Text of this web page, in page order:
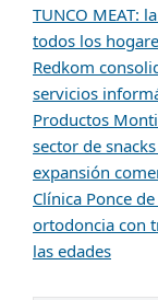
TUNCO MEAT:
todos los
Redkom
servicios
Productos
sector de
expansión
Clínica Ponce
ortodoncia con
las edades